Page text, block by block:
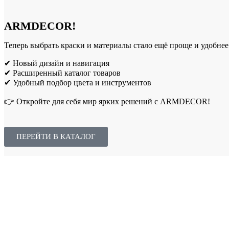
ARMDECOR!
Теперь выбрать краски и материалы стало ещё проще и
✔ Новый дизайн и навигация
✔ Расширенный каталог товаров
✔ Удобный подбор цвета и инструментов
👉 Откройте для себя мир ярких решений с ARMDECOR!
ПЕРЕЙТИ В КАТАЛОГ